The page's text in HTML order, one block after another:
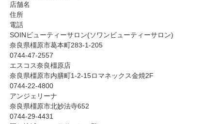
店舗名
住所
電話
SOINビューティーサロン(ソワンビューティーサロン)
奈良県橿原市葛本町283-1-205
0744-47-2557
エスコス奈良橿原店
奈良県橿原市内膳町1-2-15ロマネックス金焼2F
0744-22-4800
アンジェリーナ
奈良県橿原市北妙法寺652
0744-29-4431